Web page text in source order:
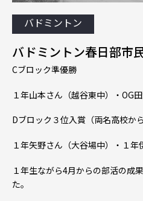
バドミントン
バドミントン春日部市
Cブロック準優勝
１年山本さん（越谷東中）・OG
Dブロック３位入賞（両名高校か
１年矢野さん（大谷場中）・１年
１年生ながら4月からの部活の成
た。